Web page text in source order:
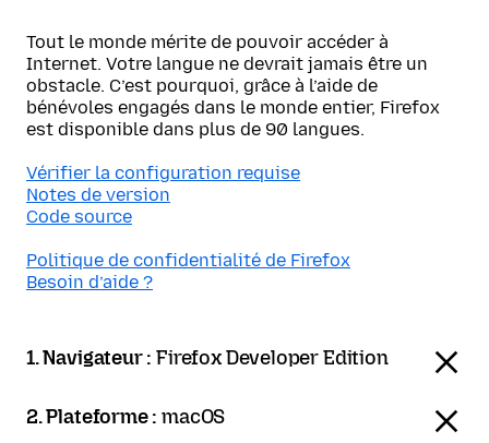
Tout le monde mérite de pouvoir accéder à
Internet. Votre langue ne devrait jamais être un
obstacle. C’est pourquoi, grâce à l’aide de
bénévoles engagés dans le monde entier, Firefox
est disponible dans plus de 90 langues.
Vérifier la configuration requise
Notes de version
Code source
Politique de confidentialité de Firefox
Besoin d’aide ?
1. Navigateur :Firefox Developer Edition
2. Plateforme :macOS